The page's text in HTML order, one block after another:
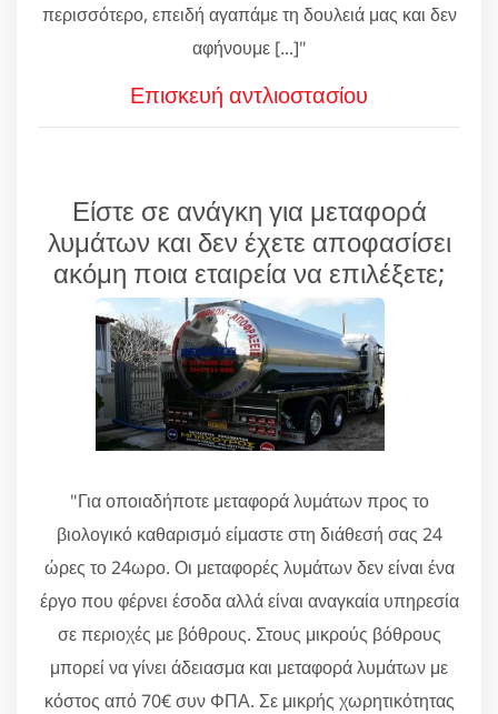
περισσότερο, επειδή αγαπάμε τη δουλειά μας και δεν
αφήνουμε [...]"
Επισκευή αντλιοστασίου
Είστε σε ανάγκη για μεταφορά
λυμάτων και δεν έχετε αποφασίσει
ακόμη ποια εταιρεία να επιλέξετε;
"Για οποιαδήποτε μεταφορά λυμάτων προς το
βιολογικό καθαρισμό είμαστε στη διάθεσή σας 24
ώρες το 24ωρο. Οι μεταφορές λυμάτων δεν είναι ένα
έργο που φέρνει έσοδα αλλά είναι αναγκαία υπηρεσία
σε περιοχές με βόθρους. Στους μικρούς βόθρους
μπορεί να γίνει άδειασμα και μεταφορά λυμάτων με
κόστος από 70€ συν ΦΠΑ. Σε μικρής χωρητικότητας